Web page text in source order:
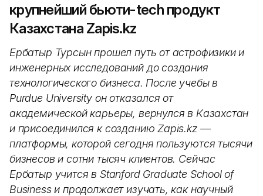
крупнейший бьюти-tech продукт
Казахстана Zapis.kz
Ербатыр Турсын прошел путь от астрофизики и
инженерных исследований до создания
технологического бизнеса. После учебы в
Purdue University он отказался от
академической карьеры, вернулся в Казахстан
и присоединился к созданию Zapis.kz —
платформы, которой сегодня пользуются тысячи
бизнесов и сотни тысяч клиентов. Сейчас
Ербатыр учится в Stanford Graduate School of
Business и продолжает изучать, как научный